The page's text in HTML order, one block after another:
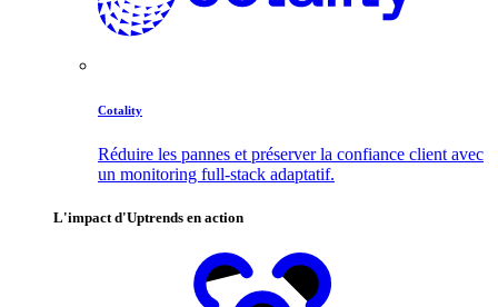
Cotality
Réduire les pannes et préserver la confiance client avec
un monitoring full-stack adaptatif.
L'impact d'Uptrends en action